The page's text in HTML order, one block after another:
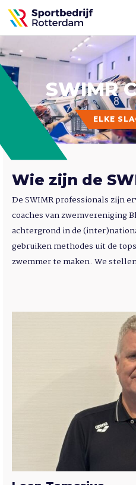
Sportbedrijf
Rotterdam
SWIMR
ELKE
Wie zijn de
De SWIMR professionals zijn
coaches van zwemvereniging
achtergrond in de
gebruiken methodes uit de
zwemmer te maken. We